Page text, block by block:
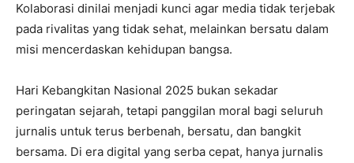
Kolaborasi dinilai menjadi kunci agar media tidak terjebak
pada rivalitas yang tidak sehat, melainkan bersatu dalam
misi mencerdaskan kehidupan bangsa.
Hari Kebangkitan Nasional 2025 bukan sekadar
peringatan sejarah, tetapi panggilan moral bagi seluruh
jurnalis untuk terus berbenah, bersatu, dan bangkit
bersama. Di era digital yang serba cepat, hanya jurnalis